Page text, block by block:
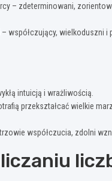
– zdeterminowani,
współczujący, wielkoduszni i
intuicją i wrażliwością.
przekształcać wielkie
współczucia, zdolni